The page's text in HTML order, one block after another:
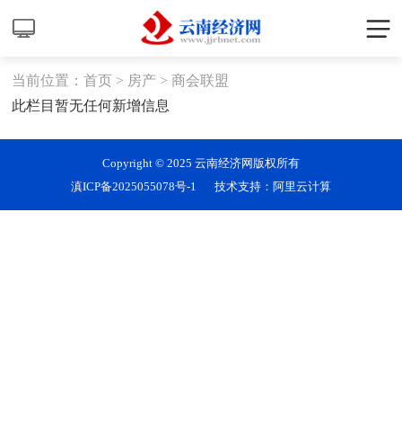
当前位置：首页 > 房产 >商会联盟
此栏目暂无任何新增信息
Copyright © 2025 云南经济网版权所有
滇ICP备2025055078号-1
技术支持：阿里云计算